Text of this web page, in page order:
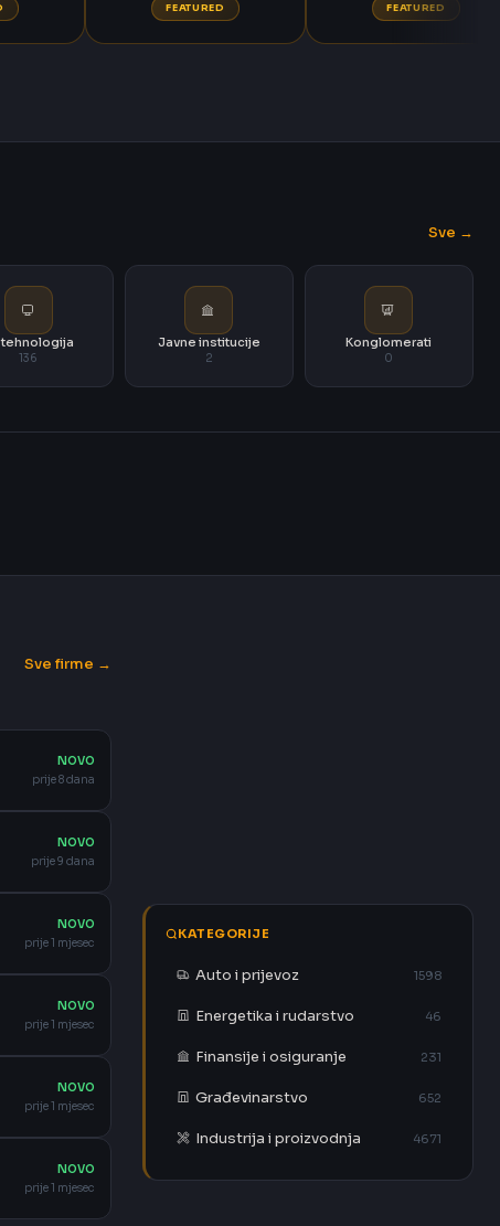
FEATURED FEATURED
Sve →
tehnologija
136
Javne institucije
2
Konglomerati
0
Sve firme →
NOVO
prije 8 dana
NOVO
prije 9 dana
NOVO
prije 1 mjesec
NOVO
prije 1 mjesec
NOVO
prije 1 mjesec
NOVO
prije 1 mjesec
KATEGORIJE
Auto i prijevoz 1598
Energetika i rudarstvo 46
Finansije i osiguranje 231
Građevinarstvo 652
Industrija i proizvodnja 4671